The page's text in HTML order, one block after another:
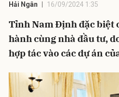
Hải Ngân 16/09/2024 1:35
Tỉnh Nam Định đặc biệt
hành cùng nhà đầu tư,
hợp tác vào các dự án